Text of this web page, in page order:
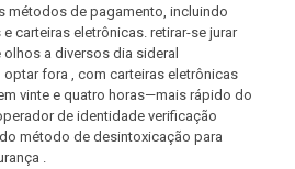
métodos de pagamento, incluindo
carteiras eletrônicas. retirar-se jurar
a diversos dia sideral
fora , com carteiras eletrônicas
vinte e quatro horas—mais rápido do
de identidade verificação
método de desintoxicação para
.